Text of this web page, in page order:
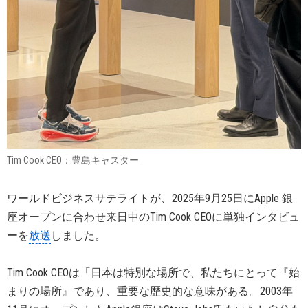
Tim Cook CEO：豊島キャスター
ワールドビジネスサテライトが、2025年9月25日にApple 銀
座オープンに合わせ来日中のTim Cook CEOに単独インタビュ
ーを放送 しました。
Tim Cook CEOは「日本は特別な場所で、私たちにとって『始
まりの場所』であり、重要な歴史的な意味がある。2003年